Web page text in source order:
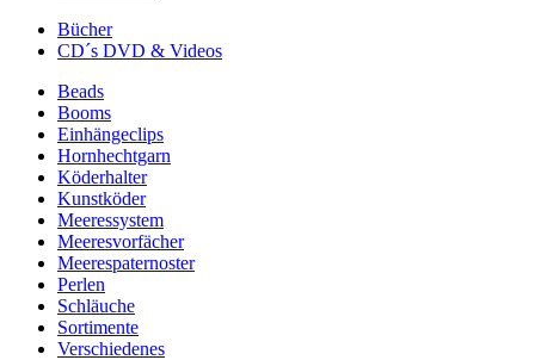
Bücher
CD´s DVD & Videos
Beads
Booms
Einhängeclips
Hornhechtgarn
Köderhalter
Kunstköder
Meeressystem
Meeresvorfächer
Meerespaternoster
Perlen
Schläuche
Sortimente
Verschiedenes